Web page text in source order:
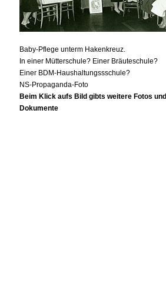
Baby-Pflege unterm Hakenkreuz.
In einer Mütterschule? Einer Bräuteschule?
Einer BDM-Haushaltungssschule?
NS-Propaganda-Foto
Beim Klick aufs Bild gibts weitere Fotos und
Dokumente